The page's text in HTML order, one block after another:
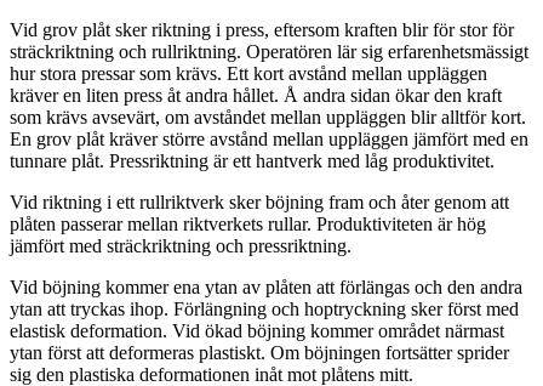
Vid grov plåt sker riktning i press, eftersom kraften blir för stor för
sträckriktning och rullriktning. Operatören lär sig erfarenhetsmässigt
hur stora pressar som krävs. Ett kort avstånd mellan uppläggen
kräver en liten press åt andra hållet. Å andra sidan ökar den kraft
som krävs avsevärt, om avståndet mellan uppläggen blir alltför kort.
En grov plåt kräver större avstånd mellan uppläggen jämfört med en
tunnare plåt. Pressriktning är ett hantverk med låg produktivitet.
Vid riktning i ett rullriktverk sker böjning fram och åter genom att
plåten passerar mellan riktverkets rullar. Produktiviteten är hög
jämfört med sträckriktning och pressriktning.
Vid böjning kommer ena ytan av plåten att förlängas och den andra
ytan att tryckas ihop. Förlängning och hoptryckning sker först med
elastisk deformation. Vid ökad böjning kommer området närmast
ytan först att deformeras plastiskt. Om böjningen fortsätter sprider
sig den plastiska deformationen inåt mot plåtens mitt.